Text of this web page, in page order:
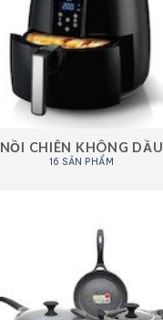
NỒI CHIÊN KHÔNG DẦU
16 SẢN PHẨM